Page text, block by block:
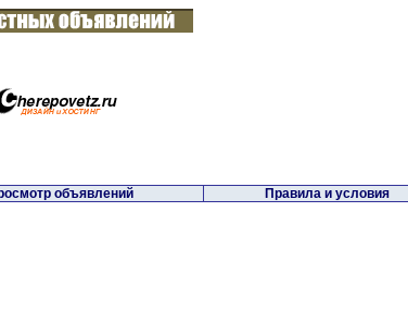
объявлений Правила и условия